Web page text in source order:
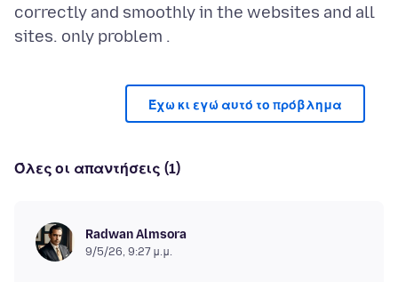
correctly and smoothly in the websites and all
Έχω κι εγώ αυτό το πρόβλημα
Όλες οι απαντήσεις (1)
Radwan Almsora
9/5/26, 9:27 μ.μ.